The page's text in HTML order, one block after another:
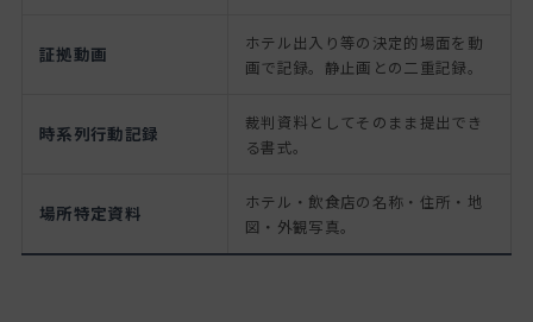
証拠動画
ホテル出入り等の決定的場面を動
画で記録。静止画との二重記録。
時系列行動記録
裁判資料としてそのまま提出でき
る書式。
場所特定資料
ホテル・飲食店の名称・住所・地
図・外観写真。